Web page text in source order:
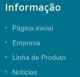
Informação
Página inicial
Empresa
Linha de Produto
Notícias